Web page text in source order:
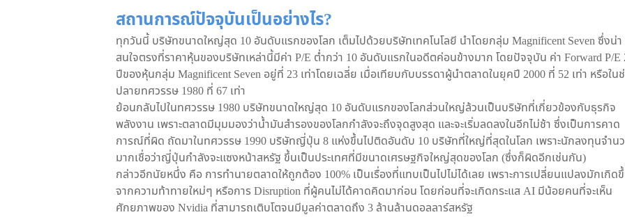
สถานการณ์ปัจจุบันเป็นอย่างไร?
ทุกวันนี้ บริษัทขนาดใหญ่สุด 10 อันดับแรกของโลก เต็มไปด้วยบริษัทเทคโนโลยี นำโดยกลุ่ม Magnificent Seven ซึ่งน่า
สนใจตรงที่ราคาหุ้นของบริษัทเหล่านี้มีค่า P/E ต่ำกว่า 10 อันดับแรกในอดีตค่อนข้างมาก โดยปัจจุบัน ค่า Forward P/E
ปีของหุ้นกลุ่ม Magnificent Seven อยู่ที่ 23 เท่าโดยเฉลี่ย เมื่อเทียบกับบรรดาผู้นำตลาดในยุคปี 2000 ที่ 52 เท่า หรือใน
ปลายทศวรรษ 1980 ที่ 67 เท่า
ย้อนกลับไปในทศวรรษ 1980 บริษัทขนาดใหญ่สุด 10 อันดับแรกของโลกส่วนใหญ่ล้วนเป็นบริษัทที่เกี่ยวข้องกับธุรกิจ
พลังงาน เพราะตลาดมีมุมมองว่าน้ำมันสำรองของโลกกำลังจะถึงจุดสูงสุด และจะเริ่มลดลงในอีกไม่ช้า ซึ่งเป็นการคาด
การณ์ที่ผิด ถัดมาในทศวรรษ 1990 บริษัทญี่ปุ่น 8 แห่งขึ้นไปติดอันดับ 10 บริษัทที่ใหญ่ที่สุดในโลก เพราะนักลงทุนจำน
มากเชื่อว่าญี่ปุ่นกำลังจะแซงหน้าสหรัฐ ขึ้นเป็นประเทศที่มีขนาดเศรษฐกิจใหญ่สุดของโลก (ซึ่งก็ผิดอีกเช่นกัน)
กล่าวอีกนัยหนึ่ง คือ การทำนายตลาดให้ถูกต้อง 100% เป็นเรื่องที่แทบเป็นไปไม่ได้เลย เพราะการเปลี่ยนแปลงมักเกิด
จากความท้าทายใหม่ๆ หรือการ Disruption ที่ผู้คนไม่ได้คาดคิดมาก่อน โดยก่อนที่จะเกิดกระแส AI มีน้อยคนที่จะเห็น
ศักยภาพของ Nvidia ที่สามารถเติบโตจนมีมูลค่าตลาดถึง 3 ล้านล้านดอลลาร์สหรัฐ